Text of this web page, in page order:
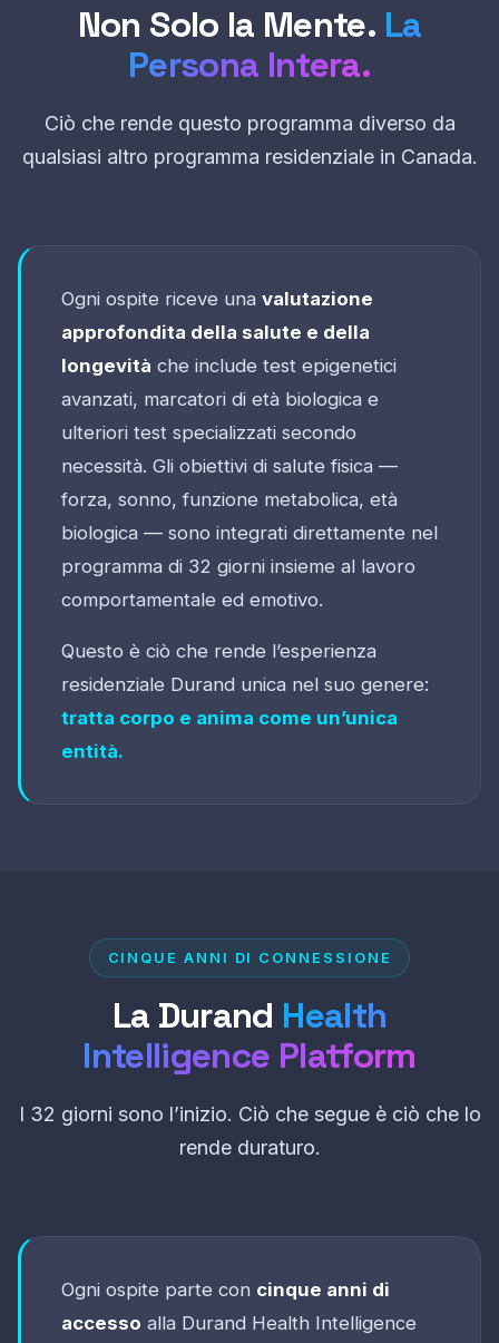
Non Solo la Mente. La
Persona Intera.
Ciò che rende questo programma diverso da
qualsiasi altro programma residenziale in Canada.
Ogni ospite riceve una valutazione
approfondita della salute e della
longevità che include test epigenetici
avanzati, marcatori di età biologica e
ulteriori test specializzati secondo
necessità. Gli obiettivi di salute fisica —
forza, sonno, funzione metabolica, età
biologica — sono integrati direttamente nel
programma di 32 giorni insieme al lavoro
comportamentale ed emotivo.
Questo è ciò che rende l’esperienza
residenziale Durand unica nel suo genere:
tratta corpo e anima come un’unica
entità.
CINQUE ANNI DI CONNESSIONE
La Durand Health
Intelligence Platform
I 32 giorni sono l’inizio. Ciò che segue è ciò che lo
rende duraturo.
Ogni ospite parte con cinque anni di
accesso alla Durand Health Intelligence